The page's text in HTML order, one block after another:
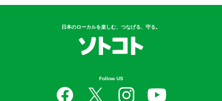
日本のローカルを楽しむ、つなげる、守る。
Follow US